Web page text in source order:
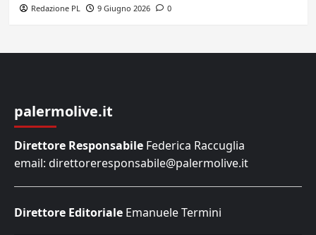
Redazione PL 9 Giugno 2026 0
palermolive.it
Direttore Responsabile Federica Raccuglia
email: direttoreresponsabile@palermolive.it
Direttore Editoriale Emanuele Termini